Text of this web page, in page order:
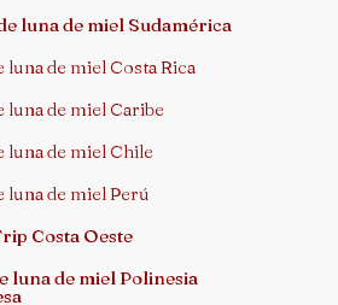
luna de miel Sudamérica
luna de miel Costa Rica
luna de miel Caribe
luna de miel Chile
luna de miel Perú
Costa Oeste
luna de miel Polinesia